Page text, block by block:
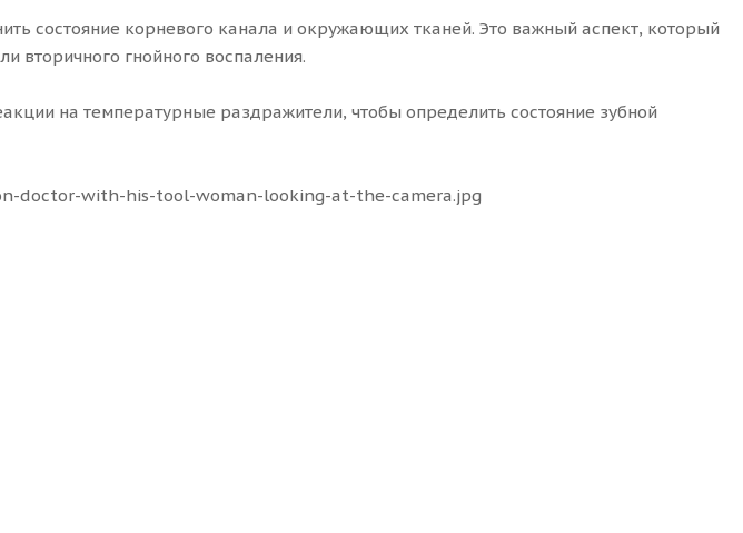
состояние корневого канала и окружающих тканей. Это важный аспект, который
вторичного гнойного воспаления.
на температурные раздражители, чтобы определить состояние зубной